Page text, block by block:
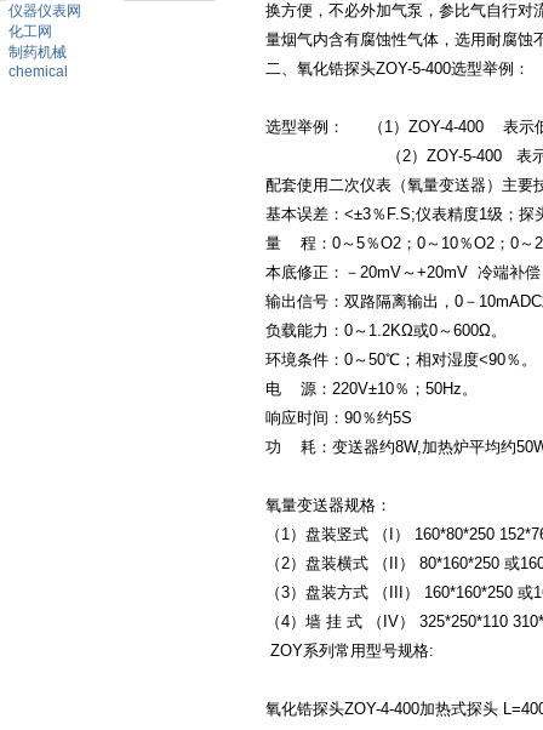
仪器仪表网
化工网
制药机械
chemical
换方便，不必外加气泵，参比气自行对
量烟气内含有腐蚀性气体，选用耐腐蚀
二、 氧化锆探头ZOY-5-400选型举例：
选型举例： （1）ZOY-4-400 表示
（2）ZOY-5-400 表示高温探
配套使用二次仪表（氧量变送器）主要
基本误差：<±3％F.S;仪表精度1级；探
量 程：0～5％O2；0～10％O2；0～
本底修正：－20mV～+20mV 冷端补
输出信号：双路隔离输出，0－
负载能力：0～1.2KΩ或0～600Ω。
环境条件：0～50℃；相对湿度<90％。
电 源：220V±10％；50Hz。
响应时间：90％约5S
功 耗：变送器约8W,加热炉平均约
氧量变送器规格：
（1）盘装竖式 （I） 160*80*250
（2）盘装横式 （II） 80*160*250 或
（3）盘装方式 （III） 160*160*250 或
（4）墙 挂 式 （IV） 325*250*110
ZOY系列常用型号规格:
氧化锆探头ZOY-4-400加热式探头